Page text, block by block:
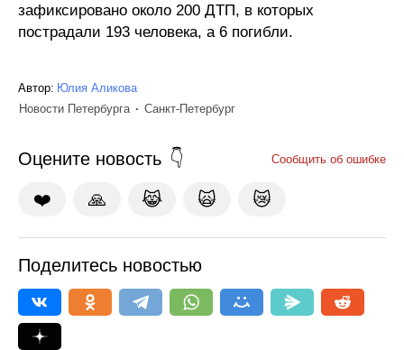
зафиксировано около 200 ДТП, в которых
пострадали 193 человека, а 6 погибли.​
Автор: Юлия Аликова
Новости Петербурга
Санкт-Петербург
Оцените новость Сообщить об ошибке
❤️ 🙏 😹 🙀 😿
Поделитесь новостью